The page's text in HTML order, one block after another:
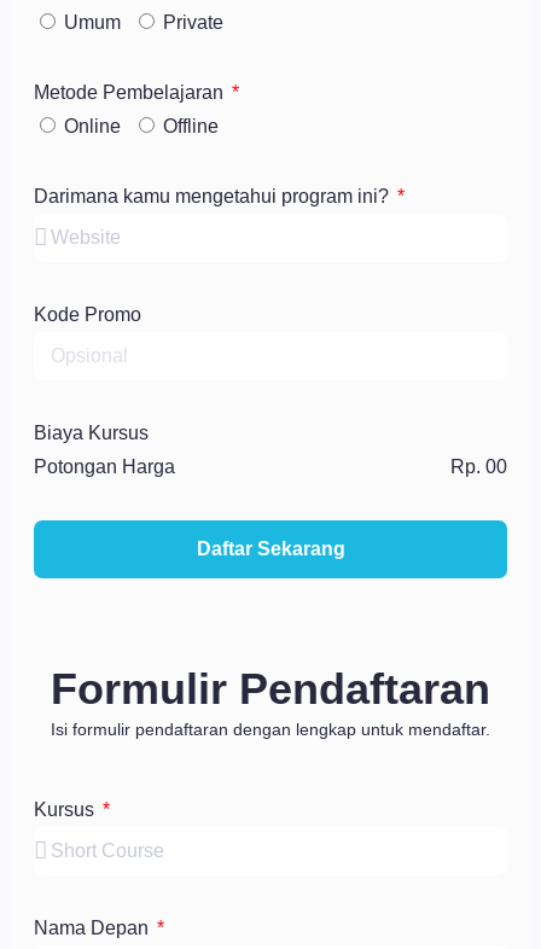
Umum
Private
Metode Pembelajaran
Online
Offline
Darimana kamu mengetahui program ini?
Kode Promo
Biaya Kursus
Potongan Harga
Rp. 00
Daftar Sekarang
Formulir Pendaftaran
Isi formulir pendaftaran dengan lengkap untuk mendaftar.
Kursus
Nama Depan